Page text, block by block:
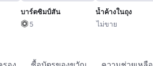
บาร์ตซิมป์สัน
5
น้ำค้างในถุง
ไม่ขาย